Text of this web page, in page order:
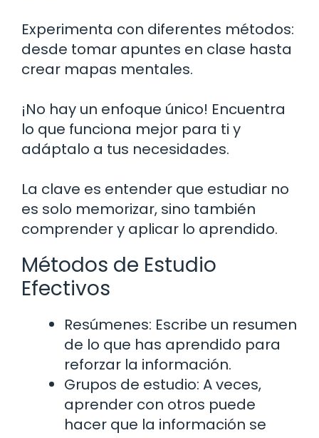
Experimenta con diferentes métodos:
desde tomar apuntes en clase hasta
crear mapas mentales.
¡No hay un enfoque único! Encuentra
lo que funciona mejor para ti y
adáptalo a tus necesidades.
La clave es entender que estudiar no
es solo memorizar, sino también
comprender y aplicar lo aprendido.
Métodos de Estudio
Efectivos
Resúmenes: Escribe un resumen
de lo que has aprendido para
reforzar la información.
Grupos de estudio: A veces,
aprender con otros puede
hacer que la información se